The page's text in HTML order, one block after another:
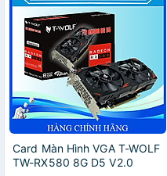
Card Màn Hình VGA T-WOLF
TW-RX580 8G D5 V2.0